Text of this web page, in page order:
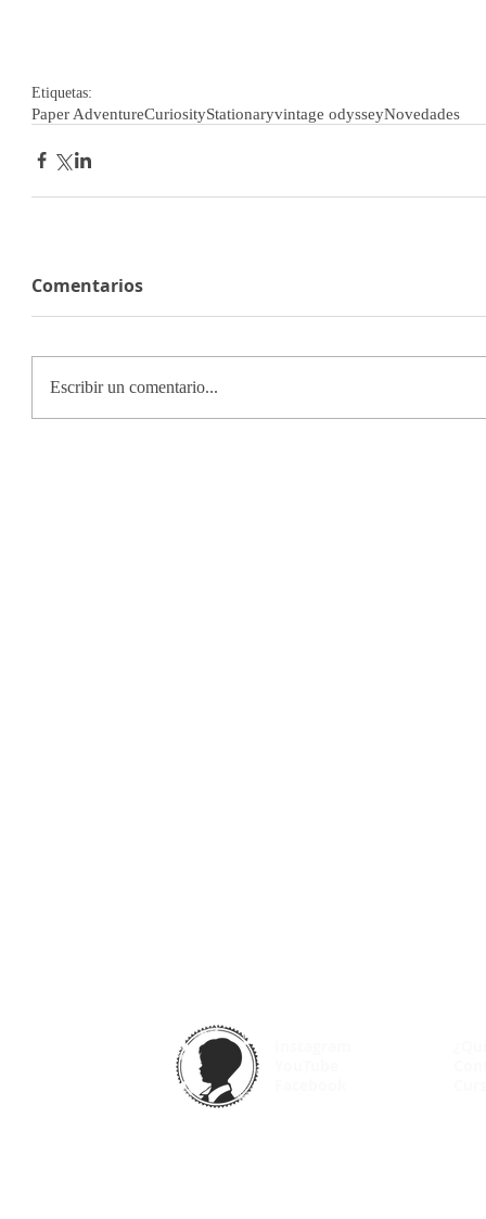
Etiquetas:
Paper AdventureCuriosityStationaryvintage odysseyNovedades
Comentarios
Escribir un comentario...